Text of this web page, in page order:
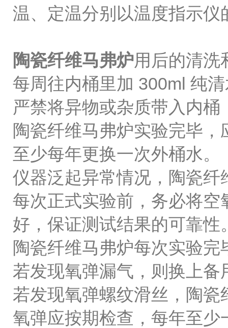
温、定温分别以温度指示
陶瓷纤维马弗炉用后的清洗
每周往内桶里加 300ml 纯
严禁将异物或杂质带入内
陶瓷纤维马弗炉实验完毕
至少每年更换一次外桶水。
仪器泛起异常情况，陶瓷
每次正式实验前，务必将
好，保证测试结果的可靠性
陶瓷纤维马弗炉每次实验
若发现氧弹漏气，则换上
若发现氧弹螺纹滑丝，陶
氧弹应按期检查，每年至少